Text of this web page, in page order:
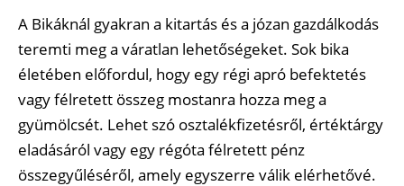
A Bikáknál gyakran a kitartás és a józan gazdálkodás
teremti meg a váratlan lehetőségeket. Sok bika
életében előfordul, hogy egy régi apró befektetés
vagy félretett összeg mostanra hozza meg a
gyümölcsét. Lehet szó osztalékfizetésről, értéktárgy
eladásáról vagy egy régóta félretett pénz
összegyűléséről, amely egyszerre válik elérhetővé.